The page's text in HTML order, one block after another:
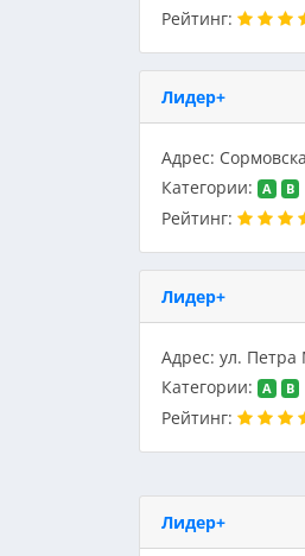
Рейтинг:
Лидер+
Адрес:
Категории:
A B
Рейтинг:
Лидер+
Адрес: ул. Петра
Категории:
A B
Рейтинг:
Лидер+